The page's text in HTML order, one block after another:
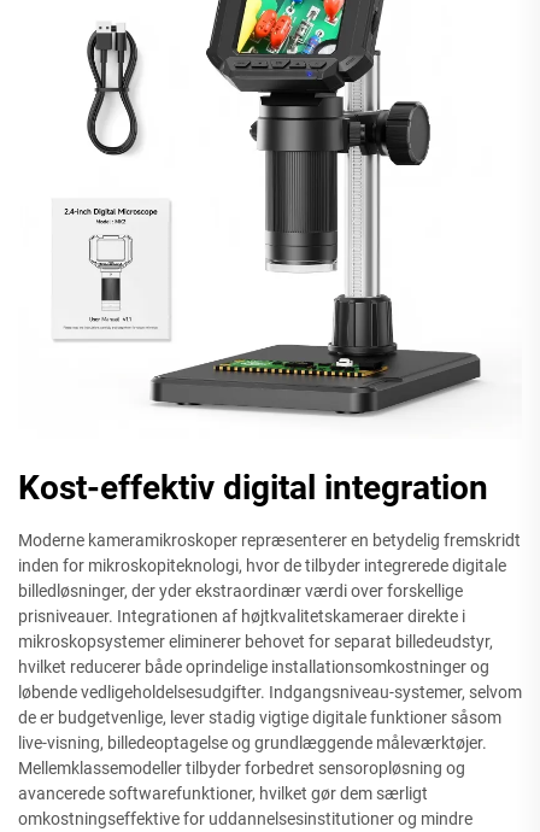
Kost-effektiv digital integration
Moderne kameramikroskoper repræsenterer en betydelig fremskridt
inden for mikroskopiteknologi, hvor de tilbyder integrerede digitale
billedløsninger, der yder ekstraordinær værdi over forskellige
prisniveauer. Integrationen af højtkvalitetskameraer direkte i
mikroskopsystemer eliminerer behovet for separat billedeudstyr,
hvilket reducerer både oprindelige installationsomkostninger og
løbende vedligeholdelsesudgifter. Indgangsniveau-systemer, selvom
de er budgetvenlige, lever stadig vigtige digitale funktioner såsom
live-visning, billedeoptagelse og grundlæggende måleværktøjer.
Mellemklassemodeller tilbyder forbedret sensoropløsning og
avancerede softwarefunktioner, hvilket gør dem særligt
omkostningseffektive for uddannelsesinstitutioner og mindre